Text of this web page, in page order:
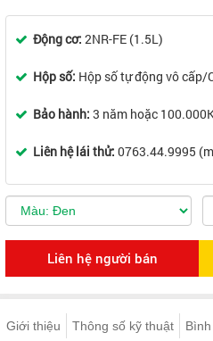
Động cơ: 2NR-FE (1.5L)
Hộp số: Hộp số tự động vô cấp/
Bảo hành: 3 năm hoặc
Liên hệ lái thử: 0763.44.9995
Giới thiệu Thông số kỹ thuật